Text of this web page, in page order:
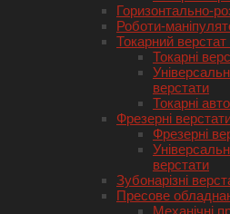
Горизонтально-
Роботи-
Токарний
Токарні
верстати
Токарні
Фрезерні
Фрезерні
верстати
Зубонарізні
Пресове
Механічні